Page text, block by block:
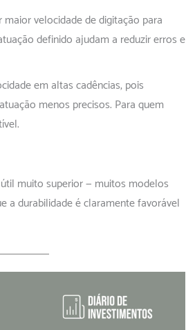
velocidade de digitação para
definido ajudam a reduzir erros e
em altas cadências, pois
menos precisos. Para quem
muito superior — muitos modelos
a durabilidade é claramente favorável